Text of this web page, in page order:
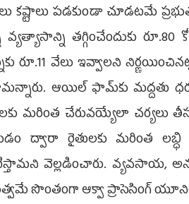
కష్టాలు పడకుండా చూడటమే
వ్యత్యాసాన్ని తగ్గించేందుకు
రూ.11 వేలు ఇవ్వాలని
ఆయిల్ ఫామ్‌కు మద్దతు
మరింత చేరువయ్యేలా చర్యలు
ద్వారా రైతులకు మరింత లబ్ధి
వెల్లడించారు. వ్యవసాయ,
సొంతంగా ఆక్వా ప్రాసెసింగ్